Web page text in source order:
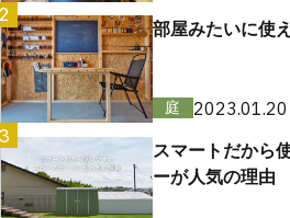
2
部屋みたいに使
庭
2023.01.20
スマートだから
ーが人気の理由